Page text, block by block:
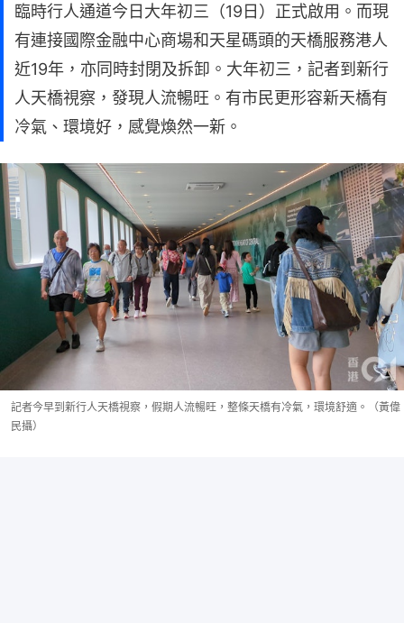
臨時行人通道今日大年初三（19日）正式啟用。而現
有連接國際金融中心商場和天星碼頭的天橋服務港人
近19年，亦同時封閉及拆卸。大年初三，記者到新行
人天橋視察，發現人流暢旺。有市民更形容新天橋有
冷氣、環境好，感覺煥然一新。
記者今早到新行人天橋視察，假期人流暢旺，整條天橋有冷氣，環境舒適。（黃偉
民攝）